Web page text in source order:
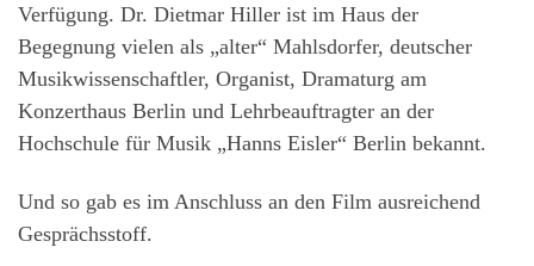
Verfügung. Dr. Dietmar Hiller ist im Haus der
Begegnung vielen als „alter“ Mahlsdorfer, deutscher
Musikwissenschaftler, Organist, Dramaturg am
Konzerthaus Berlin und Lehrbeauftragter an der
Hochschule für Musik „Hanns Eisler“ Berlin bekannt.
Und so gab es im Anschluss an den Film ausreichend
Gesprächsstoff.